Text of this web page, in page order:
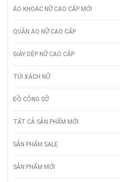
ÁO KHOÁC NỮ CAO CẤP MỚI
QUẦN ÁO NỮ CAO CẤP
GIÀY DÉP NỮ CAO CẤP
TÚI XÁCH NỮ
ĐỒ CÔNG SỞ
TẤT CẢ SẢN PHẨM MỚI
SẢN PHẨM SALE
SẢN PHẨM MỚI